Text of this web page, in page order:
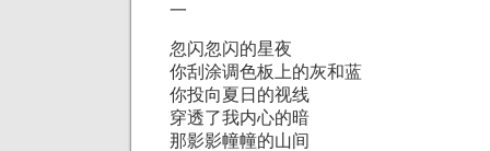
一
忽闪忽闪的星夜
你刮涂调色板上的灰和蓝
你投向夏日的视线
穿透了我内心的暗
那影影幢幢的山间